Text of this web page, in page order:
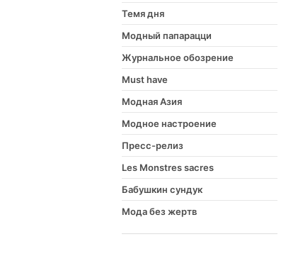
Темя дня
Модный папарацци
Журнальное обозрение
Must have
Модная Азия
Модное настроение
Пресс-релиз
Les Monstres sacres
Бабушкин сундук
Мода без жертв